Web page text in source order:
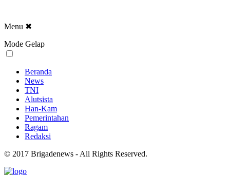
Menu ✖
Mode Gelap
Beranda
News
TNI
Alutsista
Han-Kam
Pemerintahan
Ragam
Redaksi
© 2017 Brigadenews - All Rights Reserved.